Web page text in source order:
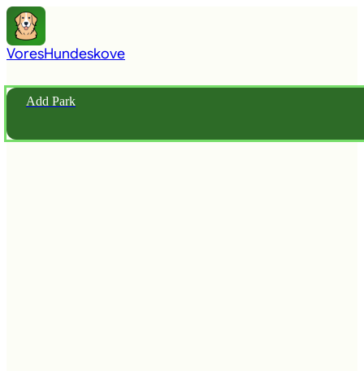
VoresHundeskove
Add Park